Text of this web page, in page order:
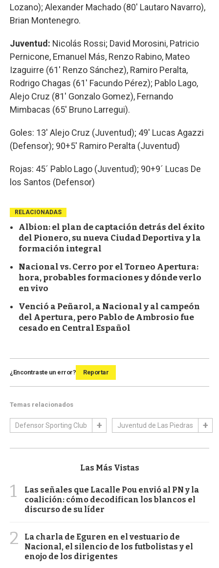
Lozano); Alexander Machado (80' Lautaro Navarro),
Brian Montenegro.
Juventud: Nicolás Rossi; David Morosini, Patricio
Pernicone, Emanuel Más, Renzo Rabino, Mateo
Izaguirre (61' Renzo Sánchez), Ramiro Peralta,
Rodrigo Chagas (61' Facundo Pérez); Pablo Lago,
Alejo Cruz (81' Gonzalo Gomez), Fernando
Mimbacas (65' Bruno Larregui).
Goles: 13' Alejo Cruz (Juventud); 49' Lucas Agazzi
(Defensor); 90+5' Ramiro Peralta (Juventud)
Rojas: 45´ Pablo Lago (Juventud); 90+9´ Lucas De
los Santos (Defensor)
RELACIONADAS
Albion: el plan de captación detrás del éxito
del Pionero, su nueva Ciudad Deportiva y la
formación integral
Nacional vs. Cerro por el Torneo Apertura:
hora, probables formaciones y dónde verlo
en vivo
Venció a Peñarol, a Nacional y al campeón
del Apertura, pero Pablo de Ambrosio fue
cesado en Central Español
¿Encontraste un error? Reportar
Temas relacionados
Defensor Sporting Club Juventud de Las Piedras
Las Más Vistas
1
Las señales que Lacalle Pou envió al PN y la
coalición: cómo decodifican los blancos el
discurso de su líder
2
La charla de Eguren en el vestuario de
Nacional, el silencio de los futbolistas y el
enojo de los dirigentes